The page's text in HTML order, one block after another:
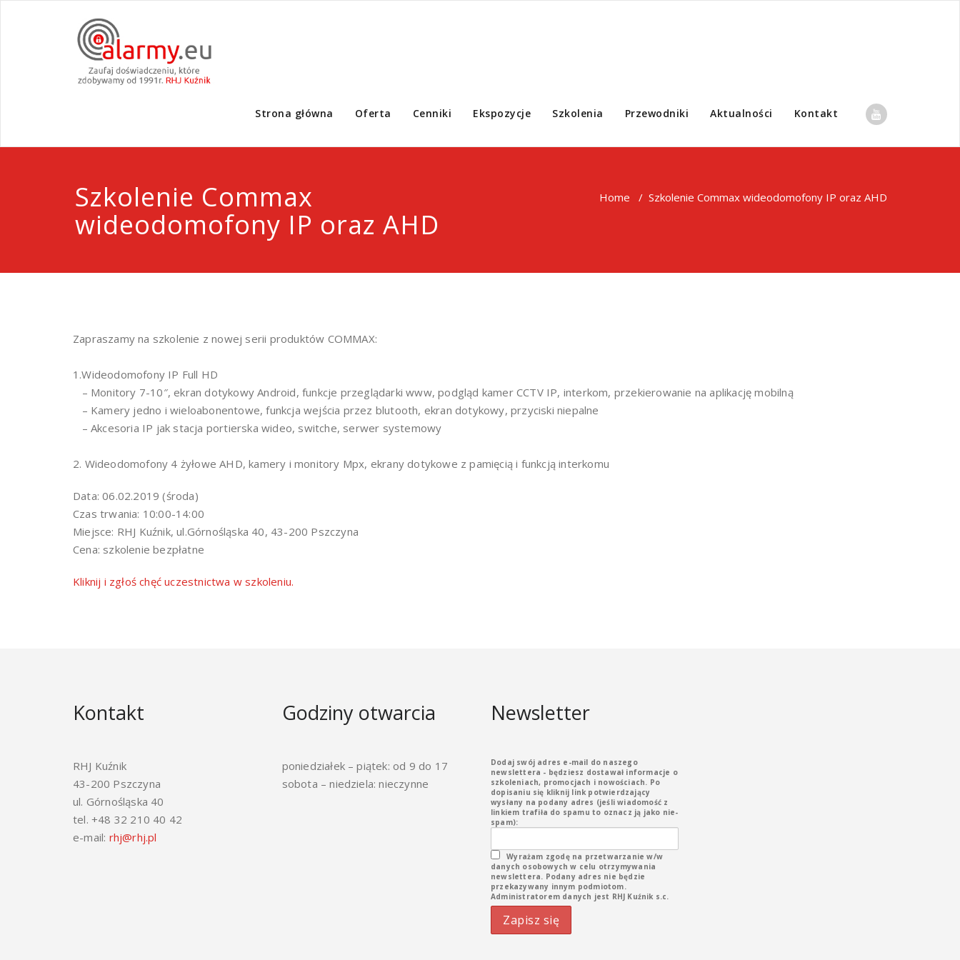
Strona główna Oferta Cenniki Ekspozycje Szkolenia Przewodniki Aktualności Kontakt
Szkolenie Commax
wideodomofony IP oraz AHD
Home / Szkolenie Commax wideodomofony IP oraz AHD
Zapraszamy na szkolenie z nowej serii produktów COMMAX:
1.Wideodomofony IP Full HD
– Monitory 7-10″, ekran dotykowy Android, funkcje przeglądarki www, podgląd kamer CCTV IP, interkom, przekierowanie na aplikację mobilną
– Kamery jedno i wieloabonentowe, funkcja wejścia przez blutooth, ekran dotykowy, przyciski niepalne
– Akcesoria IP jak stacja portierska wideo, switche, serwer systemowy
2. Wideodomofony 4 żyłowe AHD, kamery i monitory Mpx, ekrany dotykowe z pamięcią i funkcją interkomu
Data: 06.02.2019 (środa)
Czas trwania: 10:00-14:00
Miejsce: RHJ Kuźnik, ul.Górnośląska 40, 43-200 Pszczyna
Cena: szkolenie bezpłatne
Kliknij i zgłoś chęć uczestnictwa w szkoleniu.
Kontakt
RHJ Kuźnik
43-200 Pszczyna
ul. Górnośląska 40
tel. +48 32 210 40 42
e-mail: rhj@rhj.pl
Godziny otwarcia
poniedziałek – piątek: od 9 do 17
sobota – niedziela: nieczynne
Newsletter
Dodaj swój adres e-mail do naszego
newslettera - będziesz dostawał informacje o
szkoleniach, promocjach i nowościach. Po
dopisaniu się kliknij link potwierdzający
wysłany na podany adres (jeśli wiadomość z
linkiem trafiła do spamu to oznacz ją jako nie-
spam):
Wyrażam zgodę na przetwarzanie w/w
danych osobowych w celu otrzymywania
newslettera. Podany adres nie będzie
przekazywany innym podmiotom.
Administratorem danych jest RHJ Kuźnik s.c.